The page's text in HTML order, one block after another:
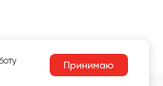
Принимаю